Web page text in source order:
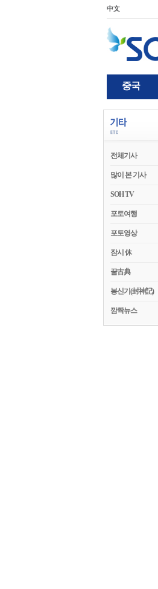
中文
중국
전체기사
많이 본 기사
SOH TV
포토여행
포토영상
잠시 休
꿀古典
봉신기(封神記)
깜짝뉴스